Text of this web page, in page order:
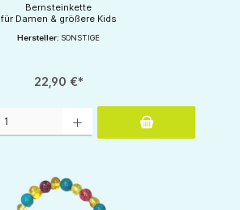
Bernsteinkette
für Damen & größere Kids
Hersteller: SONSTIGE
22,90 €*